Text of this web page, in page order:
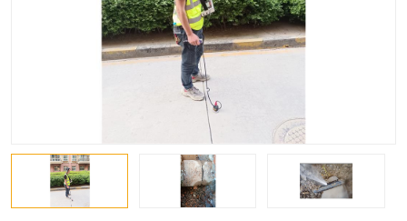
高压车疏通清淤